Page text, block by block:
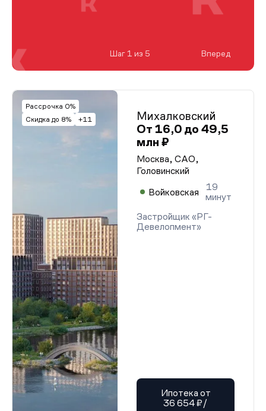
Рассрочка 0%
Скидка до 8%
+11
Михалковский
От 16,0 до 49,5
млн ₽
Москва, САО,
Головинский
Войковская
19
минут
Застройщик «РГ-
Девелопмент»
Ипотека от
36 654 ₽/
Шаг 1 из 5 Вперед